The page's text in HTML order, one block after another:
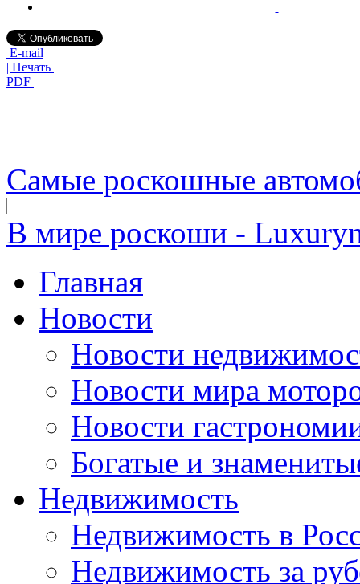
E-mail
| Печать |
PDF
Самые роскошные
В мире роскоши -
Главная
Новости
Новости
Новости мира
Новости
Богатые и
Недвижимость
Недвижимость в
Недвижимость за